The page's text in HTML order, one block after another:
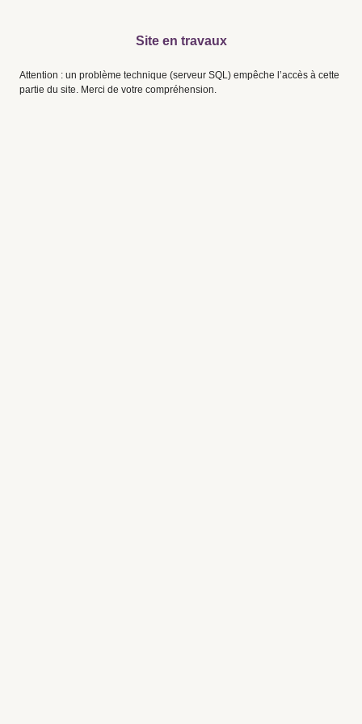
Site en travaux
Attention : un problème technique (serveur SQL) empêche l’accès à cette
partie du site. Merci de votre compréhension.